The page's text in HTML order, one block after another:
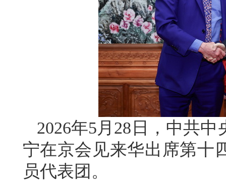
2026年5月28日，中共
宁在京会见来华出席第十
员代表团。